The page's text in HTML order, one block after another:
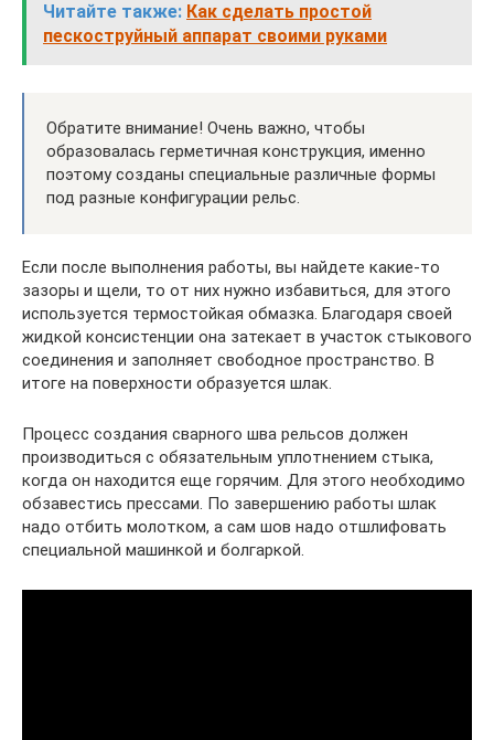
Читайте также: Как сделать простой
пескоструйный аппарат своими руками
Обратите внимание! Очень важно, чтобы
образовалась герметичная конструкция, именно
поэтому созданы специальные различные формы
под разные конфигурации рельс.
Если после выполнения работы, вы найдете какие-то
зазоры и щели, то от них нужно избавиться, для этого
используется термостойкая обмазка. Благодаря своей
жидкой консистенции она затекает в участок стыкового
соединения и заполняет свободное пространство. В
итоге на поверхности образуется шлак.
Процесс создания сварного шва рельсов должен
производиться с обязательным уплотнением стыка,
когда он находится еще горячим. Для этого необходимо
обзавестись прессами. По завершению работы шлак
надо отбить молотком, а сам шов надо отшлифовать
специальной машинкой и болгаркой.